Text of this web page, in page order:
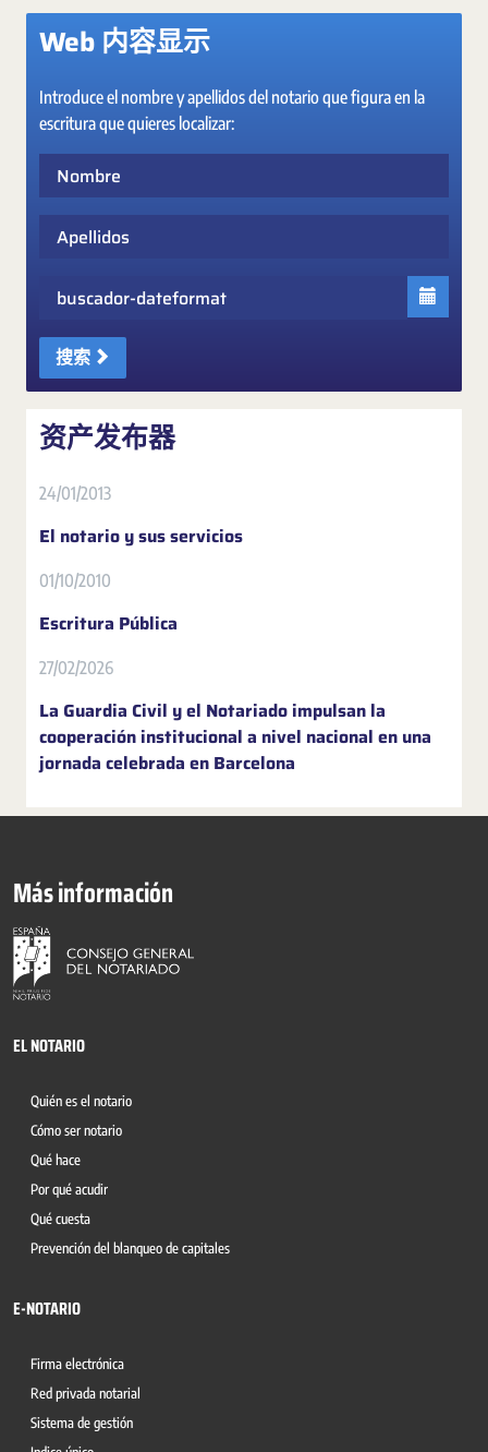
Web 内容显示
Introduce el nombre y apellidos del notario que figura en la
escritura que quieres localizar:
搜索
资产发布器
24/01/2013
El notario y sus servicios
01/10/2010
Escritura Pública
27/02/2026
La Guardia Civil y el Notariado impulsan la
cooperación institucional a nivel nacional en una
jornada celebrada en Barcelona
Más información
EL NOTARIO
Quién es el notario
Cómo ser notario
Qué hace
Por qué acudir
Qué cuesta
Prevención del blanqueo de capitales
E-NOTARIO
Firma electrónica
Red privada notarial
Sistema de gestión